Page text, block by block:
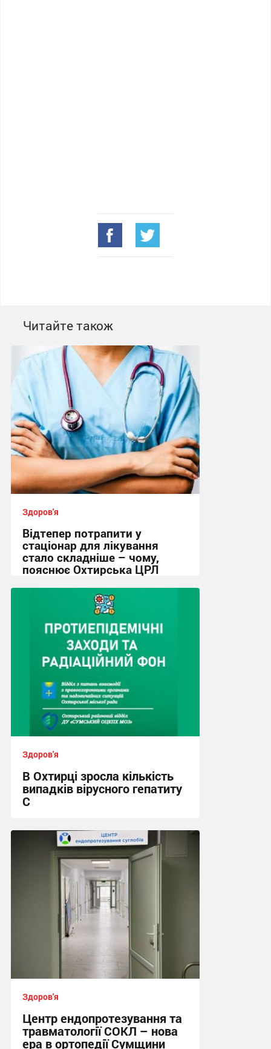
Читайте також
Здоров'я
Відтепер потрапити у
стаціонар для лікування
стало складніше – чому,
пояснює Охтирська ЦРЛ
Здоров'я
В Охтирці зросла кількість
випадків вірусного гепатиту
С
17:49, 29.07.2026
Здоров'я
Центр ендопротезування та
травматології СОКЛ – нова
ера в ортопедії Сумщини